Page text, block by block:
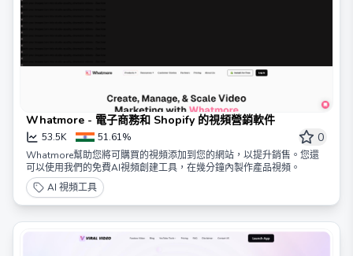
Whatmore - 電子商務和 Shopify 的視頻營銷軟件
53.5K 51.61% 0
Whatmore幫助您將可購買的視頻添加到您的網站，以提升銷售。您還
可以使用我們的免費AI視頻創建工具，在幾分鐘內製作產品視頻。
AI 視頻工具